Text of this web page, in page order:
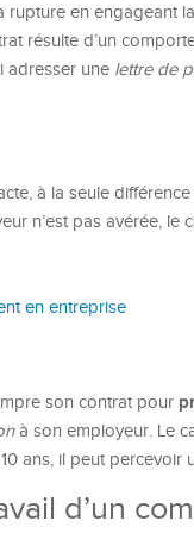
rupture en engageant
résulte d’un
adresser une lettre de
à la seule
n’est pas avérée,
en entreprise
son contrat pour
à son employeur. Le
ans, il peut percevoir
d’un